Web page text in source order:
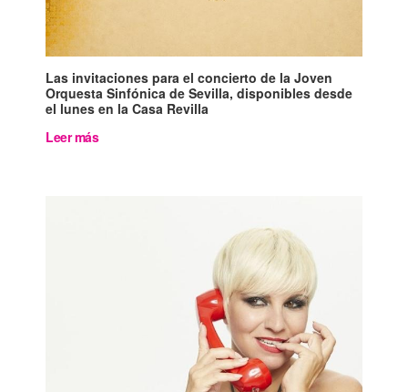
Las invitaciones para el concierto de la Joven
Orquesta Sinfónica de Sevilla, disponibles desde
el lunes en la Casa Revilla
Leer más